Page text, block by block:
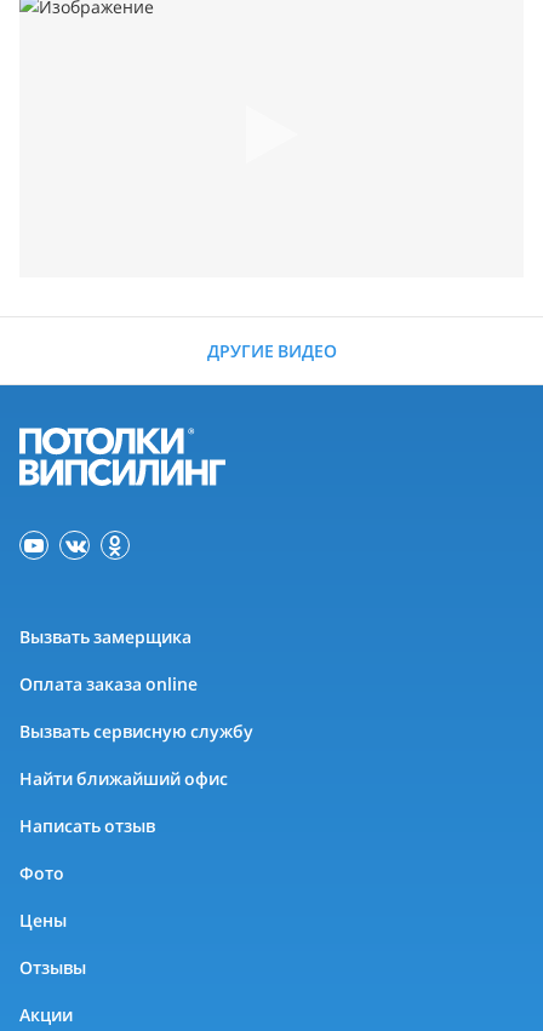
ДРУГИЕ ВИДЕО
Вызвать замерщика
Оплата заказа online
Вызвать сервисную службу
Найти ближайший офис
Написать отзыв
Фото
Цены
Отзывы
Акции